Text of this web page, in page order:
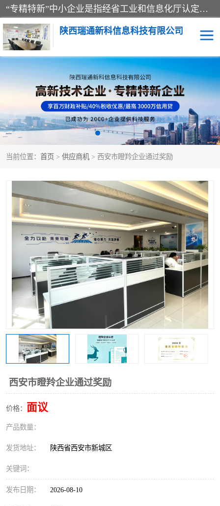
“专精特新”中小企业是指经省工业和信息化厅认定，专注于细分市场、掌握关键核心技术、创新能力强、市场占有率高、质量效益优，在专业化、精细化、特色化、新颖化等方面表现突出的中小企业。
陕西瑞通新科信息科技有限公司
当前位置： 首页 > 供应商机 > 西安市瞪羚企业通过奖励
西安市瞪羚企业通过奖励
价格： 面议
产品数量：
发货地址： 陕西省西安市新城区
关键词：
发布日期： 2026-08-10